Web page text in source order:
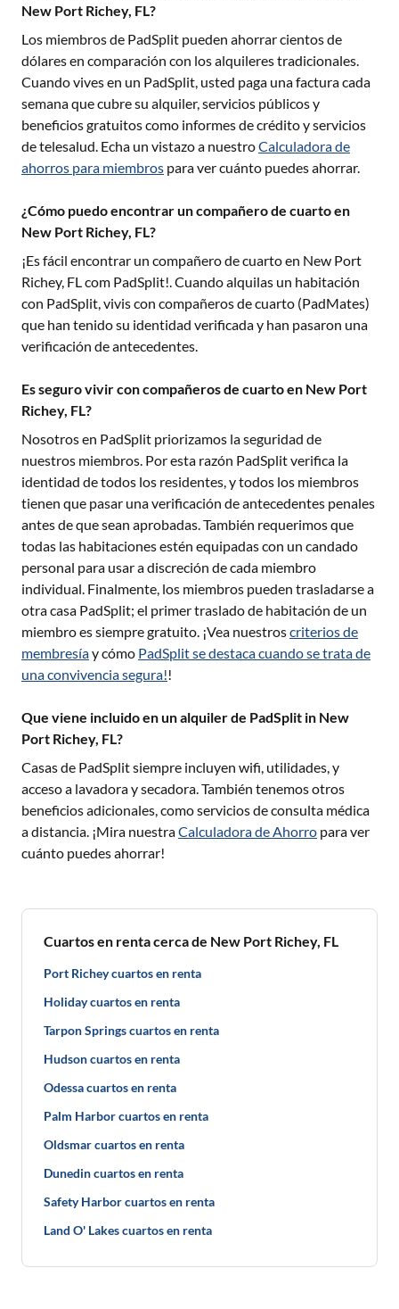
New Port Richey, FL?
Los miembros de PadSplit pueden ahorrar cientos de
dólares en comparación con los alquileres tradicionales.
Cuando vives en un PadSplit, usted paga una factura cada
semana que cubre su alquiler, servicios públicos y
beneficios gratuitos como informes de crédito y servicios
de telesalud. Echa un vistazo a nuestroCalculadora de
ahorros para miembros para ver cuánto puedes ahorrar.
¿Cómo puedo encontrar un compañero de cuarto en
New Port Richey, FL?
¡Es fácil encontrar un compañero de cuarto en New Port
Richey, FLcom PadSplit!. Cuando alquilas un habitación
con PadSplit, vivis con compañeros de cuarto (PadMates)
que han tenido su identidad verificada y han pasaron una
verificación de antecedentes.
Es seguro vivir con compañeros de cuarto en New Port
Richey, FL?
Nosotros en PadSplit priorizamos la seguridad de
nuestros miembros. Por esta razón PadSplit verifica la
identidad de todos los residentes, y todos los miembros
tienen que pasar una verificación de antecedentes penales
antes de que sean aprobadas. También requerimos que
todas las habitaciones estén equipadas con un candado
personal para usar a discreción de cada miembro
individual. Finalmente, los miembros pueden trasladarse a
otra casa PadSplit; el primer traslado de habitación de un
miembro es siempre gratuito. ¡Vea nuestroscriterios de
membresíay cómo PadSplit se destaca cuando se trata de
una convivencia segura!!
Que viene incluido en un alquiler de PadSplit in New
Port Richey, FL?
Casas de PadSplit siempre incluyen wifi, utilidades, y
acceso a lavadora y secadora. También tenemos otros
beneficios adicionales, como servicios de consulta médica
a distancia. ¡Mira nuestraCalculadora de Ahorro para ver
cuánto puedes ahorrar!
Cuartos en renta cerca de New Port Richey, FL
Port Richey cuartos en renta
Holiday cuartos en renta
Tarpon Springs cuartos en renta
Hudson cuartos en renta
Odessa cuartos en renta
Palm Harbor cuartos en renta
Oldsmar cuartos en renta
Dunedin cuartos en renta
Safety Harbor cuartos en renta
Land O' Lakes cuartos en renta